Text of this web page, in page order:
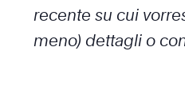
recente su cui
meno) dettagli o